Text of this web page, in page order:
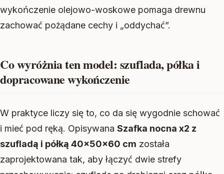
wykończenie olejowo-woskowe pomaga drewnu
zachować pożądane cechy i „oddychać”.
Co wyróżnia ten model: szuflada, półka i
dopracowane wykończenie
W praktyce liczy się to, co da się wygodnie schować
i mieć pod ręką. Opisywana Szafka nocna x2 z
szufladą i półką 40x50x60 cm została
zaprojektowana tak, aby łączyć dwie strefy